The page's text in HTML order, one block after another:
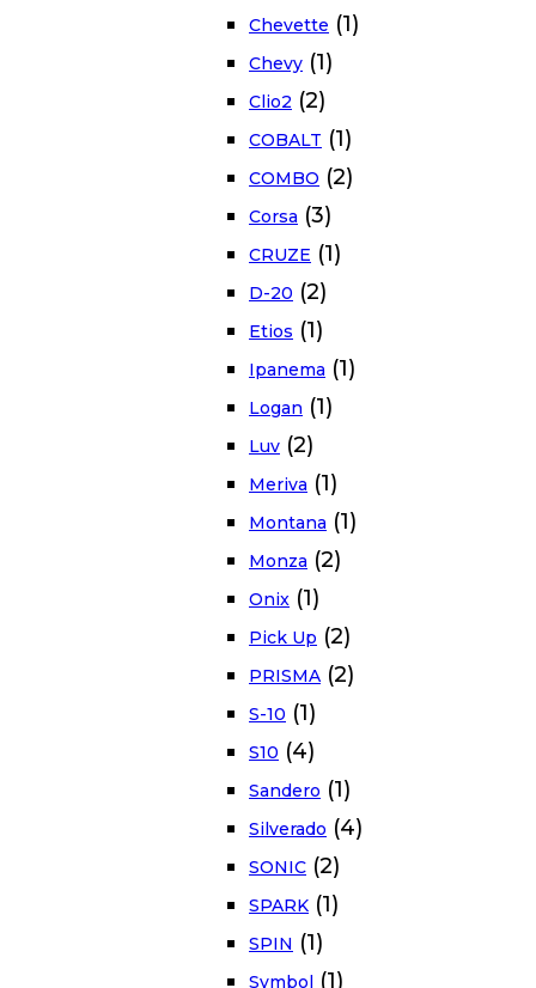
Chevette (1)
Chevy (1)
Clio2 (2)
COBALT (1)
COMBO (2)
Corsa (3)
CRUZE (1)
D-20 (2)
Etios (1)
Ipanema (1)
Logan (1)
Luv (2)
Meriva (1)
Montana (1)
Monza (2)
Onix (1)
Pick Up (2)
PRISMA (2)
S-10 (1)
S10 (4)
Sandero (1)
Silverado (4)
SONIC (2)
SPARK (1)
SPIN (1)
Symbol (1)